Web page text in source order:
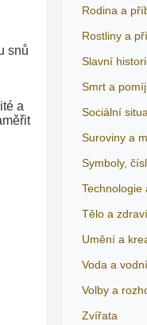
snů
a
Rodina a
Rostliny a
Slavní
Smrt a
Sociální
Suroviny a
Symboly,
Technologie
Tělo a zdraví
Umění a
Voda a
Volby a
Zvířata